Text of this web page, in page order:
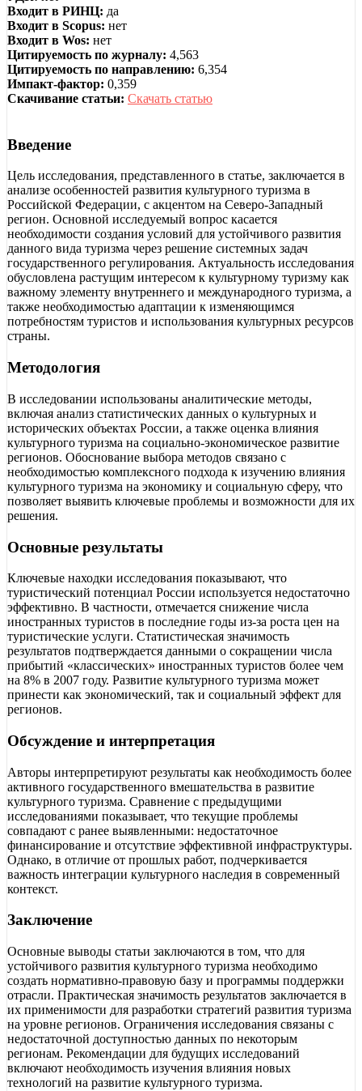
Входит в РИНЦ: да
Входит в Scopus: нет
Входит в Wos: нет
Цитируемость по журналу: 4,563
Цитируемость по направлению: 6,354
Импакт-фактор: 0,359
Скачивание статьи: Скачать статью
Введение
Цель исследования, представленного в статье, заключается в
анализе особенностей развития культурного туризма в
Российской Федерации, с акцентом на Северо-Западный
регион. Основной исследуемый вопрос касается
необходимости создания условий для устойчивого развития
данного вида туризма через решение системных задач
государственного регулирования. Актуальность исследования
обусловлена растущим интересом к культурному туризму как
важному элементу внутреннего и международного туризма, а
также необходимостью адаптации к изменяющимся
потребностям туристов и использования культурных ресурсов
страны.
Методология
В исследовании использованы аналитические методы,
включая анализ статистических данных о культурных и
исторических объектах России, а также оценка влияния
культурного туризма на социально-экономическое развитие
регионов. Обоснование выбора методов связано с
необходимостью комплексного подхода к изучению влияния
культурного туризма на экономику и социальную сферу, что
позволяет выявить ключевые проблемы и возможности для их
решения.
Основные результаты
Ключевые находки исследования показывают, что
туристический потенциал России используется недостаточно
эффективно. В частности, отмечается снижение числа
иностранных туристов в последние годы из-за роста цен на
туристические услуги. Статистическая значимость
результатов подтверждается данными о сокращении числа
прибытий «классических» иностранных туристов более чем
на 8% в 2007 году. Развитие культурного туризма может
принести как экономический, так и социальный эффект для
регионов.
Обсуждение и интерпретация
Авторы интерпретируют результаты как необходимость более
активного государственного вмешательства в развитие
культурного туризма. Сравнение с предыдущими
исследованиями показывает, что текущие проблемы
совпадают с ранее выявленными: недостаточное
финансирование и отсутствие эффективной инфраструктуры.
Однако, в отличие от прошлых работ, подчеркивается
важность интеграции культурного наследия в современный
контекст.
Заключение
Основные выводы статьи заключаются в том, что для
устойчивого развития культурного туризма необходимо
создать нормативно-правовую базу и программы поддержки
отрасли. Практическая значимость результатов заключается в
их применимости для разработки стратегий развития туризма
на уровне регионов. Ограничения исследования связаны с
недостаточной доступностью данных по некоторым
регионам. Рекомендации для будущих исследований
включают необходимость изучения влияния новых
технологий на развитие культурного туризма.